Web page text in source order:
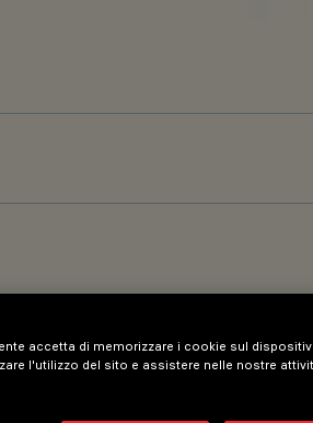
accetta di memorizzare i cookie sul
l'utilizzo del sito e assistere nelle nostre